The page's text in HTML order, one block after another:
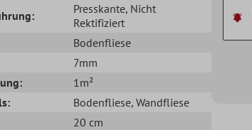
Presskante, Nicht
Rektifiziert
Bodenfliese
7mm
1m²
Bodenfliese, Wandfliese
20 cm